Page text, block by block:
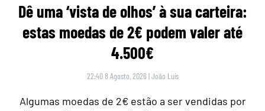
Dê uma ‘vista de olhos’ à sua carteira:
estas moedas de 2€ podem valer até
4.500€
22:40 8 Agosto, 2026 |João Luís
Algumas moedas de 2€ estão a ser vendidas por